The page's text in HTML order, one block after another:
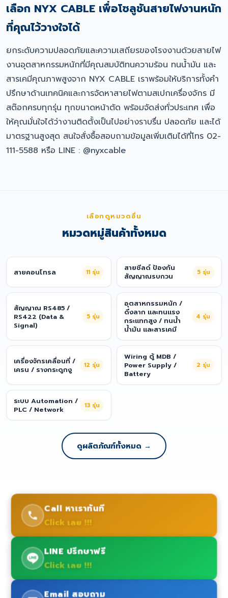
เลือก NYX CABLE เพื่อโซลูชันสายไฟงานหนัก
ที่คุณไว้วางใจได้
ยกระดับความปลอดภัยและความเสถียรของโรงงานด้วยสายไฟ
งานอุตสาหกรรมหนักที่มีคุณสมบัติทนความร้อน ทนน้ำมัน และ
สารเคมีคุณภาพสูงจาก NYX CABLE เราพร้อมให้บริการทั้งคำ
ปรึกษาด้านเทคนิคและการจัดหาสายไฟตามสเปกเครื่องจักร มี
สต๊อกครบทุกรุ่น ทุกขนาดหน้าตัด พร้อมจัดส่งทั่วประเทศ เพื่อ
ให้คุณมั่นใจได้ว่างานติดตั้งเป็นไปอย่างราบรื่น ปลอดภัย และได้
มาตรฐานสูงสุด สนใจสั่งซื้อสอบถามข้อมูลเพิ่มเติมได้ที่โทร 02-
111-5588 หรือ LINE : @nyxcable
เลือกดูหมวดอื่น
หมวดหมู่สินค้าทั้งหมด
สายคอนโทรล 11 รุ่น
สายชีลด์ ป้องกัน
สัญญาณรบกวน
5 รุ่น
สัญญาณ RS485 /
RS422 (Data &
Signal)
5 รุ่น
อุตสาหกรรมหนัก /
ดึงลาก และทนแรง
กระแทกสูง / ทนน้ำ
น้ำมัน และสารเคมี
4 รุ่น
เครื่องจักรเคลื่อนที่ /
เครน / รางกระดูกงู
12 รุ่น
Wiring ตู้ MDB /
Power Supply /
Battery
2 รุ่น
ระบบ Automation /
PLC / Network
13 รุ่น
ดูผลิตภัณฑ์ทั้งหมด →
Call หาเราทันที
Click เลย !!!
LINE ปรึกษาฟรี
Click เลย !!!
Email สอบถาม